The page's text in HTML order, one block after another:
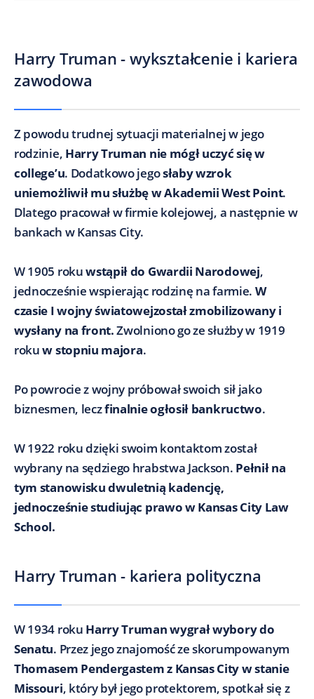
Harry Truman - wykształcenie i kariera
zawodowa
Z powodu trudnej sytuacji materialnej w jego
rodzinie, Harry Truman nie mógł uczyć się w
college’u. Dodatkowo jegosłaby wzrok
uniemożliwił mu służbę w Akademii West Point.
Dlatego pracował w firmie kolejowej, a następnie w
bankach w Kansas City.
W 1905 rokuwstąpił do Gwardii Narodowej,
jednocześnie wspierając rodzinę na farmie. W
czasie I wojny światowejzostał zmobilizowany i
wysłany na front.Zwolniono go ze służby w 1919
rokuw stopniu majora.
Po powrocie z wojny próbował swoich sił jako
biznesmen, leczfinalnie ogłosił bankructwo.
W 1922 roku dzięki swoim kontaktom został
wybrany na sędziego hrabstwa Jackson. Pełnił na
tym stanowisku dwuletnią kadencję,
jednocześnie studiując prawo w Kansas City Law
School.
Harry Truman - kariera polityczna
W 1934 roku Harry Truman wygrał wybory do
Senatu. Przez jego znajomość ze skorumpowanym
Thomasem Pendergastem z Kansas City w stanie
Missouri, który był jego protektorem, spotkał się z